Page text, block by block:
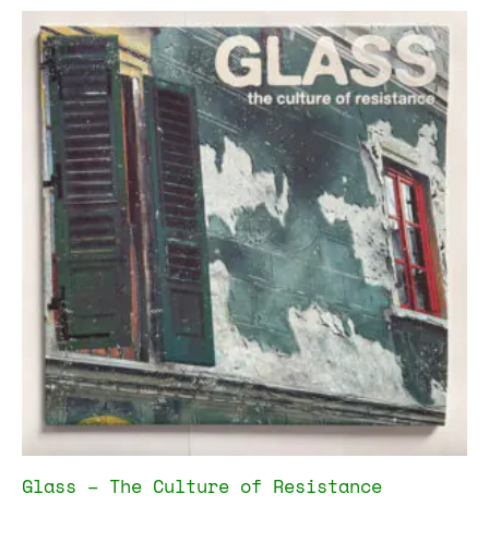
Glass – The Culture of Resistance